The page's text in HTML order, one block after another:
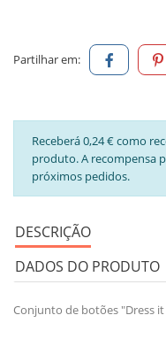
Partilhar em:
Receberá 0,24 € como
produto. A recompensa
próximos pedidos.
DESCRIÇÃO
DADOS DO PRODUTO
Conjunto de botões "Dress